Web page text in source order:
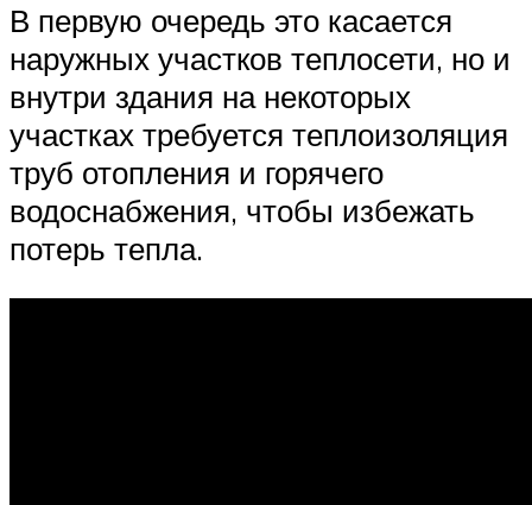
В первую очередь это касается
наружных участков теплосети, но и
внутри здания на некоторых
участках требуется теплоизоляция
труб отопления и горячего
водоснабжения, чтобы избежать
потерь тепла.